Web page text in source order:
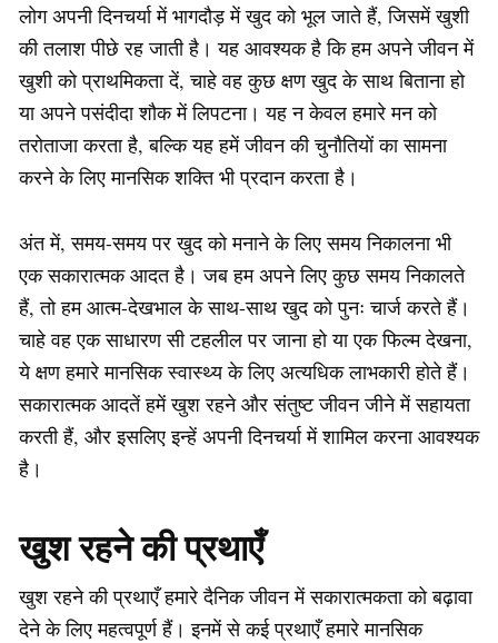
लोग अपनी दिनचर्या में भागदौड़ में खुद को भूल जाते हैं, जिसमें खुशी
की तलाश पीछे रह जाती है। यह आवश्यक है कि हम अपने जीवन में
खुशी को प्राथमिकता दें, चाहे वह कुछ क्षण खुद के साथ बिताना हो
या अपने पसंदीदा शौक में लिपटना। यह न केवल हमारे मन को
तरोताजा करता है, बल्कि यह हमें जीवन की चुनौतियों का सामना
करने के लिए मानसिक शक्ति भी प्रदान करता है।
अंत में, समय-समय पर खुद को मनाने के लिए समय निकालना भी
एक सकारात्मक आदत है। जब हम अपने लिए कुछ समय निकालते
हैं, तो हम आत्म-देखभाल के साथ-साथ खुद को पुनः चार्ज करते हैं।
चाहे वह एक साधारण सी टहलील पर जाना हो या एक फिल्म देखना,
ये क्षण हमारे मानसिक स्वास्थ्य के लिए अत्यधिक लाभकारी होते हैं।
सकारात्मक आदतें हमें खुश रहने और संतुष्ट जीवन जीने में सहायता
करती हैं, और इसलिए इन्हें अपनी दिनचर्या में शामिल करना आवश्यक
है।
खुश रहने की प्रथाएँ
खुश रहने की प्रथाएँ हमारे दैनिक जीवन में सकारात्मकता को बढ़ावा
देने के लिए महत्वपूर्ण हैं। इनमें से कई प्रथाएँ हमारे मानसिक